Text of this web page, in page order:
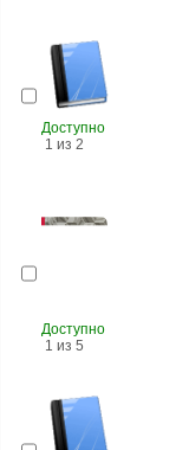
Доступно
1 из 2
Доступно
1 из 5